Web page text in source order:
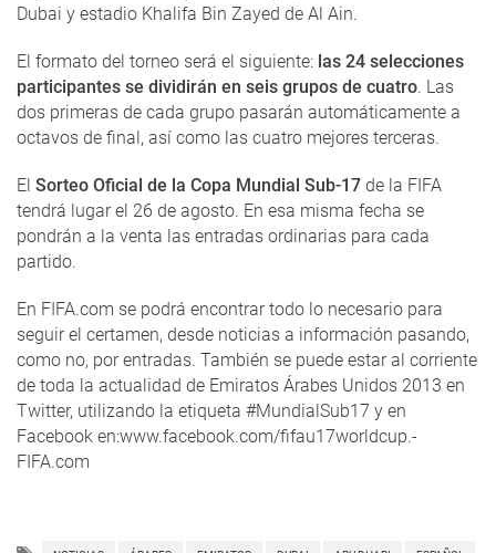
Dubai y estadio Khalifa Bin Zayed de Al Ain.
El formato del torneo será el siguiente: las 24 selecciones
participantes se dividirán en seis grupos de cuatro. Las
dos primeras de cada grupo pasarán automáticamente a
octavos de final, así como las cuatro mejores terceras.
El Sorteo Oficial de la Copa Mundial Sub-17 de la FIFA
tendrá lugar el 26 de agosto. En esa misma fecha se
pondrán a la venta las entradas ordinarias para cada
partido.
En FIFA.com se podrá encontrar todo lo necesario para
seguir el certamen, desde noticias a información pasando,
como no, por entradas. También se puede estar al corriente
de toda la actualidad de Emiratos Árabes Unidos 2013 en
Twitter, utilizando la etiqueta #MundialSub17 y en
Facebook en:www.facebook.com/fifau17worldcup.-
FIFA.com